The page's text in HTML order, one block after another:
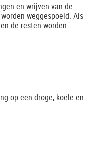
en wrijven van de
weggespoeld. Als
de resten worden
op een droge, koele en